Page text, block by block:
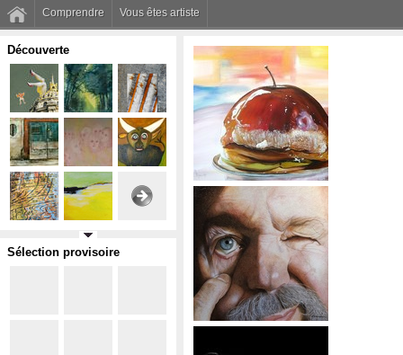
Comprendre Vous êtes artiste
Découverte
Sélection provisoire